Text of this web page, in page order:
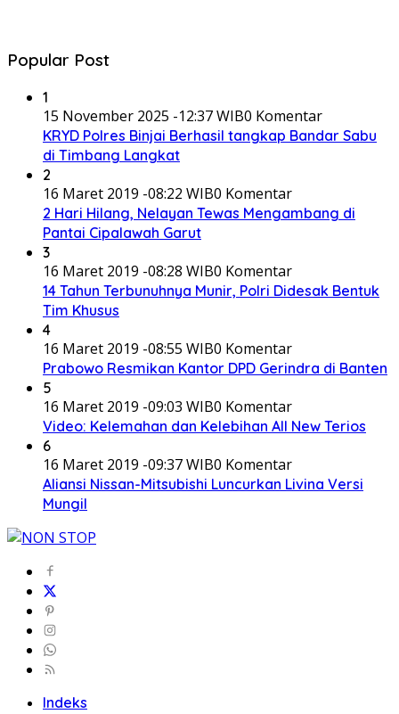
Popular Post
1
15 November 2025 -12:37 WIB0 Komentar
KRYD Polres Binjai Berhasil tangkap Bandar Sabu
di Timbang Langkat
2
16 Maret 2019 -08:22 WIB0 Komentar
2 Hari Hilang, Nelayan Tewas Mengambang di
Pantai Cipalawah Garut
3
16 Maret 2019 -08:28 WIB0 Komentar
14 Tahun Terbunuhnya Munir, Polri Didesak Bentuk
Tim Khusus
4
16 Maret 2019 -08:55 WIB0 Komentar
Prabowo Resmikan Kantor DPD Gerindra di Banten
5
16 Maret 2019 -09:03 WIB0 Komentar
Video: Kelemahan dan Kelebihan All New Terios
6
16 Maret 2019 -09:37 WIB0 Komentar
Aliansi Nissan-Mitsubishi Luncurkan Livina Versi
Mungil
Indeks